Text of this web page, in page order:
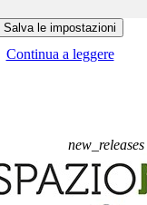
Continua a leggere
new_releases